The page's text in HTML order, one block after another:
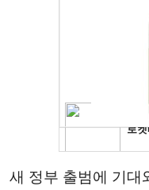
새 정부 출범에 기대